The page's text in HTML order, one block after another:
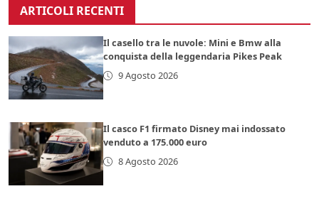
ARTICOLI RECENTI
Il casello tra le nuvole: Mini e Bmw alla
conquista della leggendaria Pikes Peak
9 Agosto 2026
Il casco F1 firmato Disney mai indossato
venduto a 175.000 euro
8 Agosto 2026